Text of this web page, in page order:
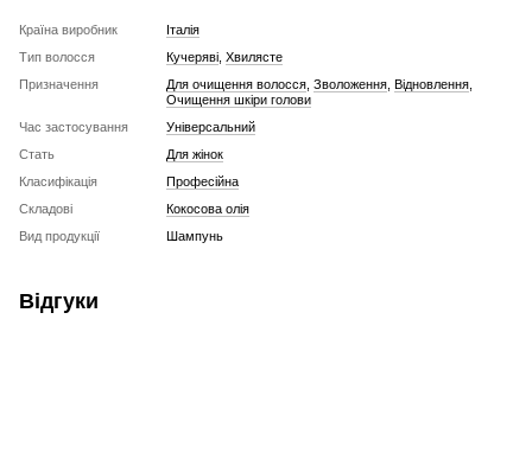
Країна виробник
Італія
Тип волосся
Кучеряві Хвилясте
Призначення
Для очищення волосся Зволоження Відновлення
Очищення шкіри голови
Час застосування
Універсальний
Стать
Для жінок
Класифікація
Професійна
Складові
Кокосова олія
Вид продукції
Шампунь
Відгуки